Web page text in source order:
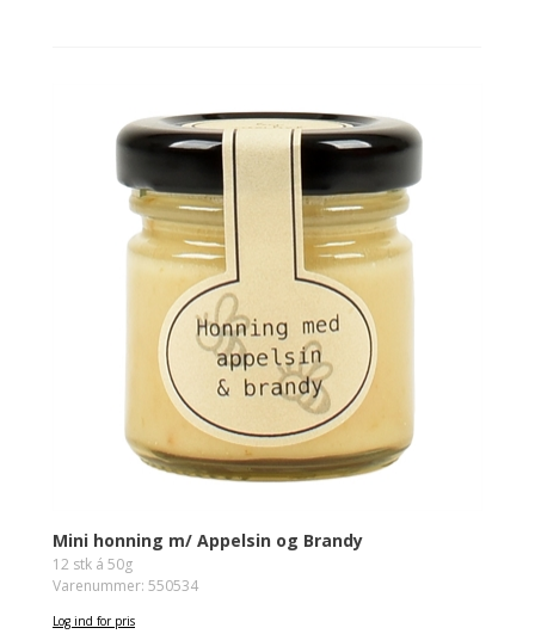
Mini honning m/ Appelsin og Brandy
12 stk á 50g
Varenummer: 550534
Log ind for pris